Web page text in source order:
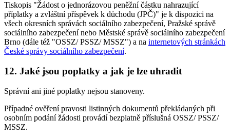
Tiskopis "Žádost o jednorázovou peněžní částku nahrazující
příplatky a zvláštní příspěvek k důchodu (JPČ)" je k dispozici na
všech okresních správách sociálního zabezpečení, Pražské správě
sociálního zabezpečení nebo Městské správě sociálního zabezpečení
Brno (dále též "OSSZ/ PSSZ/ MSSZ") a na internetových stránkách
České správy sociálního zabezpečení.
12. Jaké jsou poplatky a jak je lze uhradit
Správní ani jiné poplatky nejsou stanoveny.
Případné ověření pravosti listinných dokumentů překládaných při
osobním podání žádosti provádí bezplatně příslušná OSSZ/ PSSZ/
MSSZ.